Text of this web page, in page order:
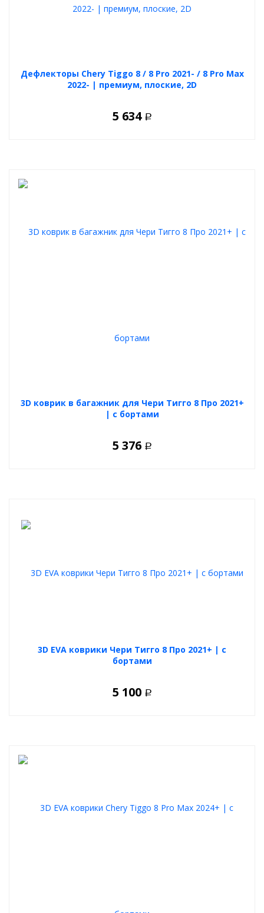
Дефлекторы Chery Tiggo 8 / 8 Pro 2021- / 8 Pro Max
2022- | премиум, плоские, 2D
5 634 Р
3D коврик в багажник для Чери Тигго 8 Про 2021+
| с бортами
5 376 Р
3D EVA коврики Чери Тигго 8 Про 2021+ | с
бортами
5 100 Р